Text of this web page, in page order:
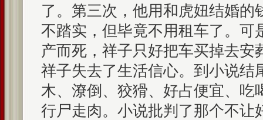
了。第三次，他用和虎妞结婚的
不踏实，但毕竟不用租车了。可
产而死，祥子只好把车买掉去安
祥子失去了生活信心。到小说结
木、潦倒、狡猾、好占便宜、吃
行尸走肉。小说批判了那个不让